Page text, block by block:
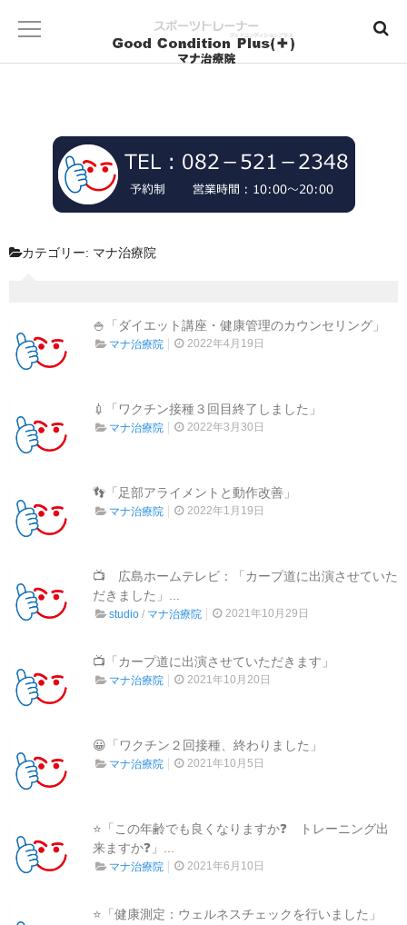
カテゴリー: マナ治療院
🍚「ダイエット講座・健康管理のカウンセリング」
マナ治療院 2022年4月19日
💉「ワクチン接種３回目終了しました」
マナ治療院 2022年3月30日
👣「足部アライメントと動作改善」
マナ治療院 2022年1月19日
📺 広島ホームテレビ：「カープ道に出演させていた
だきました」...
studio / マナ治療院 2021年10月29日
📺「カープ道に出演させていただきます」
マナ治療院 2021年10月20日
😀「ワクチン２回接種、終わりました」
マナ治療院 2021年10月5日
⭐「この年齢でも良くなりますか❓ トレーニング出
来ますか❓」...
マナ治療院 2021年6月10日
⭐「健康測定：ウェルネスチェックを行いました」